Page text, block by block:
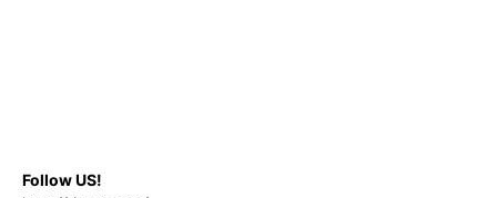
Follow US!